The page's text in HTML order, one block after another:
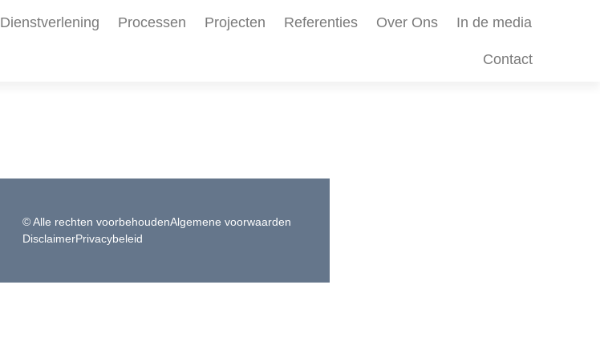
Dienstverlening Processen Projecten Referenties Over Ons In de media
Contact
© Alle rechten voorbehoudenAlgemene voorwaarden
DisclaimerPrivacybeleid